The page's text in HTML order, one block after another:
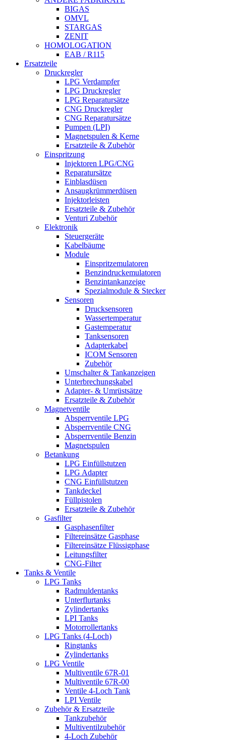
BIGAS
OMVL
STARGAS
ZENIT
HOMOLOGATION
EAB / R115
Ersatzteile
Druckregler
LPG Verdampfer
LPG Druckregler
LPG Reparatursätze
CNG Druckregler
CNG Reparatursätze
Pumpen (LPI)
Magnetspulen & Kerne
Ersatzteile & Zubehör
Einspritzung
Injektoren LPG/CNG
Reparatursätze
Einblasdüsen
Ansaugkrümmerdüsen
Injektorleisten
Ersatzteile & Zubehör
Venturi Zubehör
Elektronik
Steuergeräte
Kabelbäume
Module
Einspritzemulatoren
Benzindruckemulatoren
Benzintankanzeige
Spezialmodule & Stecker
Sensoren
Drucksensoren
Wassertemperatur
Gastemperatur
Tanksensoren
Adapterkabel
ICOM Sensoren
Zubehör
Umschalter & Tankanzeigen
Unterbrechungskabel
Adapter- & Umrüstsätze
Ersatzteile & Zubehör
Magnetventile
Absperrventile LPG
Absperrventile CNG
Absperrventile Benzin
Magnetspulen
Betankung
LPG Einfüllstutzen
LPG Adapter
CNG Einfüllstutzen
Tankdeckel
Füllpistolen
Ersatzteile & Zubehör
Gasfilter
Gasphasenfilter
Filtereinsätze Gasphase
Filtereinsätze Flüssigphase
Leitungsfilter
CNG-Filter
Tanks & Ventile
LPG Tanks
Radmuldentanks
Unterflurtanks
Zylindertanks
LPI Tanks
Motorrollertanks
LPG Tanks (4-Loch)
Ringtanks
Zylindertanks
LPG Ventile
Multiventile 67R-01
Multiventile 67R-00
Ventile 4-Loch Tank
LPI Ventile
Zubehör & Ersatzteile
Tankzubehör
Multiventilzubehör
4-Loch Zubehör